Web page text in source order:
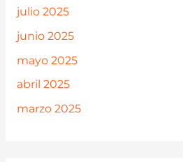
julio 2025
junio 2025
mayo 2025
abril 2025
marzo 2025